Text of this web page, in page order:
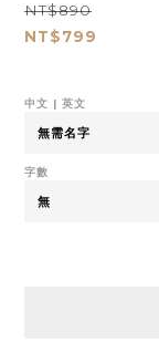
NT$890
NT$799
中文 | 英文
字數